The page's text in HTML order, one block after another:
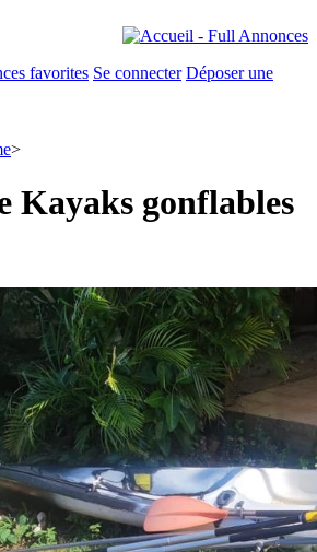
favorites Se connecter Déposer une
>
Kayaks gonflables